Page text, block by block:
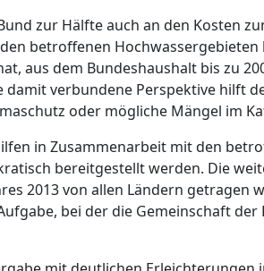
zur Hälfte auch an den Kosten
betroffenen Hochwassergebieten
aus dem Bundeshaushalt bis zu
verbundene Perspektive hilft
oder mögliche Mängel im
in Zusammenarbeit mit den
bereitgestellt werden. Die
2013 von allen Ländern getragen
bei der die Gemeinschaft